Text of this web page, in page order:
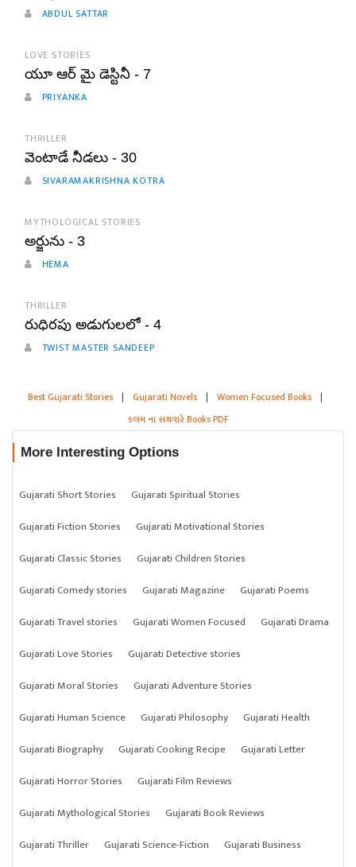
ABDUL SATTAR
LOVE STORIES
యూ ఆర్ మై డెస్టినీ - 7
PRIYANKA
THRILLER
వెంటాడే నీడలు - 30
SIVARAMAKRISHNA KOTRA
MYTHOLOGICAL STORIES
అర్జును - 3
HEMA
THRILLER
రుధిరపు అడుగులలో - 4
TWIST MASTER SANDEEP
Best Gujarati Stories | Gujarati Novels | Women Focused Books |
કલમ ના સથવારે Books PDF
More Interesting Options
Gujarati Short Stories
Gujarati Spiritual Stories
Gujarati Fiction Stories
Gujarati Motivational Stories
Gujarati Classic Stories
Gujarati Children Stories
Gujarati Comedy stories
Gujarati Magazine
Gujarati Poems
Gujarati Travel stories
Gujarati Women Focused
Gujarati Drama
Gujarati Love Stories
Gujarati Detective stories
Gujarati Moral Stories
Gujarati Adventure Stories
Gujarati Human Science
Gujarati Philosophy
Gujarati Health
Gujarati Biography
Gujarati Cooking Recipe
Gujarati Letter
Gujarati Horror Stories
Gujarati Film Reviews
Gujarati Mythological Stories
Gujarati Book Reviews
Gujarati Thriller
Gujarati Science-Fiction
Gujarati Business